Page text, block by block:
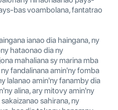
bas voambolana, fantatrao
ianao dia haingana, ny
hataonao dia ny
mahaliana sy marina mba
fandalinana amin'ny fomba
lalanao amin'ny fanamby dia
alina, ary mitovy amin'ny
sahirana, ny